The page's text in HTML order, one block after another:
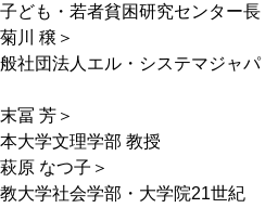
貧困研究センター長
＞
ル・システマジャパ
＞
学部 教授
子＞
部・大学院21世紀